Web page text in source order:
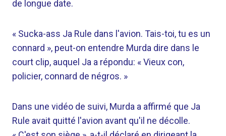
de longue date.
« Sucka-ass Ja Rule dans l'avion. Tais-toi, tu es un
connard », peut-on entendre Murda dire dans le
court clip, auquel Ja a répondu: « Vieux con,
policier, connard de négros. »
Dans une vidéo de suivi, Murda a affirmé que Ja
Rule avait quitté l'avion avant qu'il ne décolle.